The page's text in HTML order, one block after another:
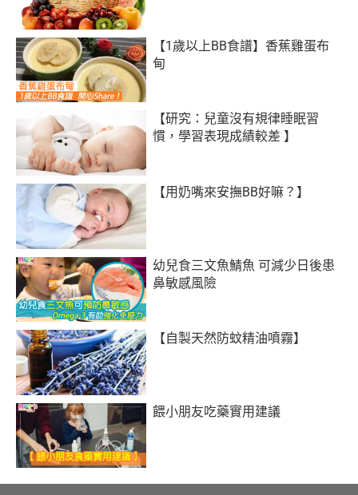
【1歲以上BB食譜】香蕉雞蛋布
甸
【研究：兒童沒有規律睡眠習
慣，學習表現成績較差 】
【用奶嘴來安撫BB好嘛？】
幼兒食三文魚鯖魚 可減少日後患
鼻敏感風險
【自製天然防蚊精油噴霧】
餵小朋友吃藥實用建議